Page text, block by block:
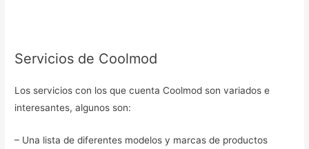
Servicios de Coolmod
Los servicios con los que cuenta Coolmod son variados e
interesantes, algunos son:
– Una lista de diferentes modelos y marcas de productos